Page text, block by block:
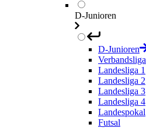
D-Junioren
D-Junioren
Verbandsliga
Landesliga 1
Landesliga 2
Landesliga 3
Landesliga 4
Landespokal
Futsal